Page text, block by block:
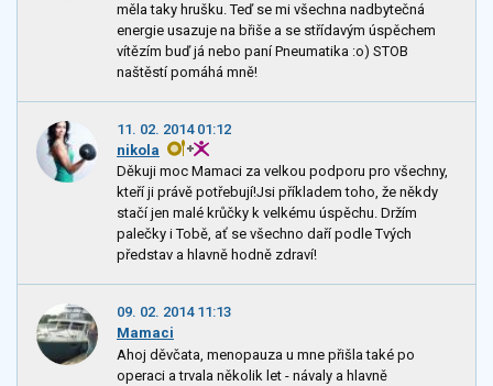
měla taky hrušku. Teď se mi všechna nadbytečná
energie usazuje na břiše a se střídavým úspěchem
vítězím buď já nebo paní Pneumatika :o) STOB
naštěstí pomáhá mně!
11. 02. 2014 01:12
nikola
Děkuji moc Mamaci za velkou podporu pro všechny,
kteří ji právě potřebují!Jsi příkladem toho, že někdy
stačí jen malé krůčky k velkému úspěchu. Držím
palečky i Tobě, ať se všechno daří podle Tvých
představ a hlavně hodně zdraví!
09. 02. 2014 11:13
Mamaci
Ahoj děvčata, menopauza u mne přišla také po
operaci a trvala několik let - návaly a hlavně